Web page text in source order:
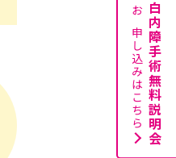
白内障手術無料説明会
お申し込みはこちら